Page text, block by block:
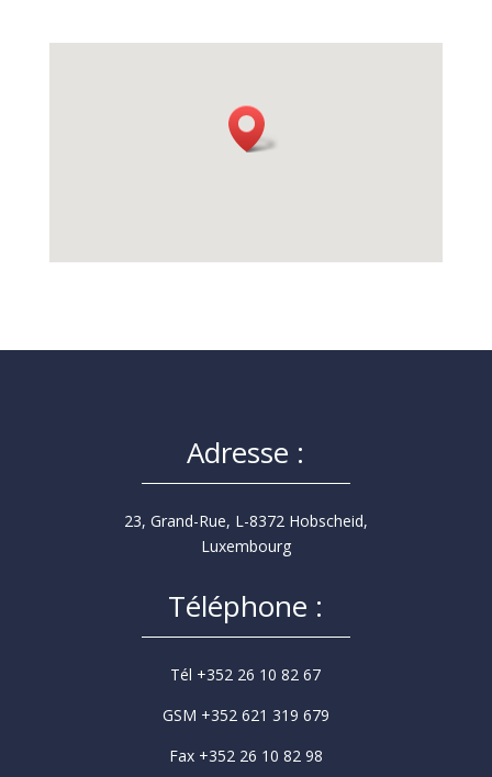
Adresse :
23, Grand-Rue, L-8372 Hobscheid,
Luxembourg
Téléphone :
Tél +352 26 10 82 67
GSM +352 621 319 679
Fax +352 26 10 82 98